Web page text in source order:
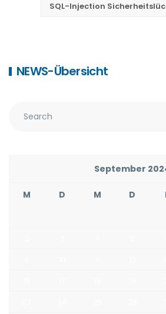
SQL-Injection
NEWS-Übersicht
September
M D M D